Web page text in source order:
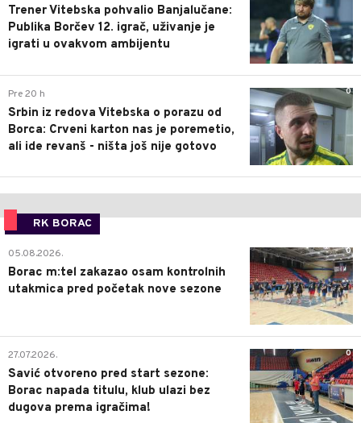
Trener Vitebska pohvalio Banjalučane:
Publika Borčev 12. igrač, uživanje je
igrati u ovakvom ambijentu
0
Pre 20 h
Srbin iz redova Vitebska o porazu od
Borca: Crveni karton nas je poremetio,
ali ide revanš - ništa još nije gotovo
RK BORAC
0
05.08.2026.
Borac m:tel zakazao osam kontrolnih
utakmica pred početak nove sezone
0
27.07.2026.
Savić otvoreno pred start sezone:
Borac napada titulu, klub ulazi bez
dugova prema igračima!